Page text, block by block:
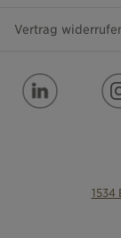
Vertrag
1534